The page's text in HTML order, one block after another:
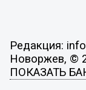
Редакция:
Новоржев, ©
ПОКАЗАТЬ